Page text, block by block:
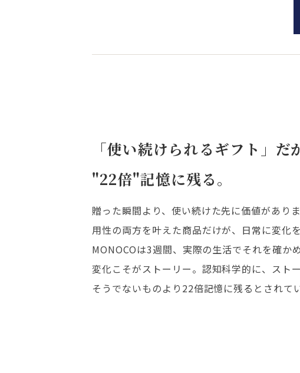
「使い続けられるギフト」だ
"22倍"記憶に残る。
贈った瞬間より、使い続けた先に価値があり
用性の両方を叶えた商品だけが、日常に変化
MONOCOは3週間、実際の生活でそれを確か
変化こそがストーリー。認知科学的に、スト
そうでないものより22倍記憶に残るとされてい